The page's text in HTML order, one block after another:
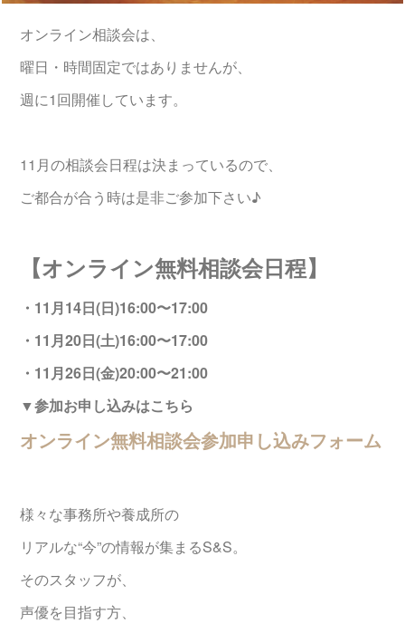
オンライン相談会は、
曜日・時間固定ではありませんが、
週に1回開催しています。
11月の相談会日程は決まっているので、
ご都合が合う時は是非ご参加下さい♪
【オンライン無料相談会日程】
・11月14日(日)16:00〜17:00
・11月20日(土)16:00〜17:00
・11月26日(金)20:00〜21:00
▼参加お申し込みはこちら
オンライン無料相談会参加申し込みフォーム
様々な事務所や養成所の
リアルな“今”の情報が集まるS&S。
そのスタッフが、
声優を目指す方、